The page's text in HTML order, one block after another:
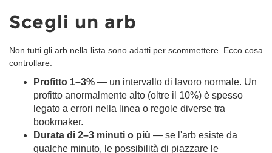
Scegli un arb
Non tutti gli arb nella lista sono adatti per scommettere. Ecco cosa
controllare:
Profitto 1–3% — un intervallo di lavoro normale. Un
profitto anormalmente alto (oltre il 10%) è spesso
legato a errori nella linea o regole diverse tra
bookmaker.
Durata di 2–3 minuti o più — se l'arb esiste da
qualche minuto, le possibilità di piazzare le